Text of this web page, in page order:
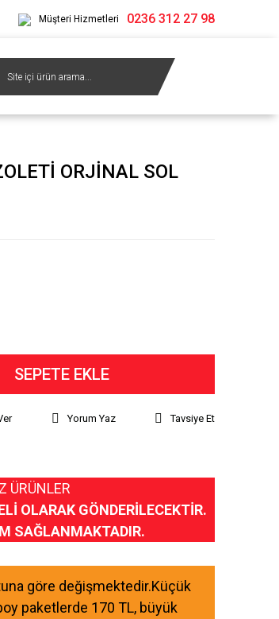
Müşteri Hizmetleri 0236 312 27 98
ORJİNAL SOL
SEPETE EKLE
Yorum Yaz Tavsiye Et
ÜRÜNLER
OLARAK GÖNDERİLECEKTİR.
SAĞLANMAKTADIR.
göre değişmektedir.Küçük
paketlerde 170 TL, büyük